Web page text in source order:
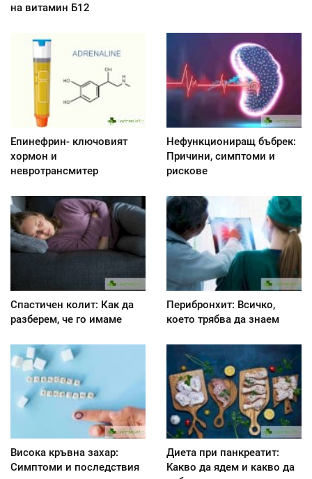
на витамин Б12
Епинефрин- ключовият
хормон и
невротрансмитер
Нефункциониращ бъбрек:
Причини, симптоми и
рискове
Спастичен колит: Как да
разберем, че го имаме
Перибронхит: Всичко,
което трябва да знаем
Висока кръвна захар:
Симптоми и последствия
Диета при панкреатит:
Kакво да ядем и какво да